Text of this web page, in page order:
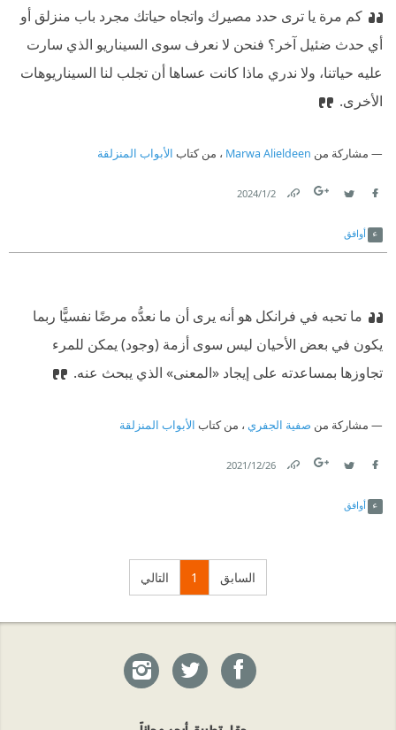
كم مرة يا ترى حدد مصيرك واتجاه حياتك مجرد باب منزلق أو
أي حدث ضئيل آخر؟ فنحن لا نعرف سوى السيناريو الذي سارت
عليه حياتنا، ولا ندري ماذا كانت عساها أن تجلب لنا السيناريوهات
الأخرى.
مشاركة من Marwa Alieldeen ، من كتاب الأبواب المنزلقة
2‏/1‏/2024
أوافق
⁠‫ما تحبه في فرانكل هو أنه يرى أن ما نعدُّه مرضًا نفسيًّا ربما
يكون في بعض الأحيان ليس سوى أزمة (وجود) يمكن للمرء
تجاوزها بمساعدته على إيجاد «المعنى» الذي يبحث عنه.
مشاركة من صفية الجفري ، من كتاب الأبواب المنزلقة
26‏/12‏/2021
أوافق
السابق 1 التالي